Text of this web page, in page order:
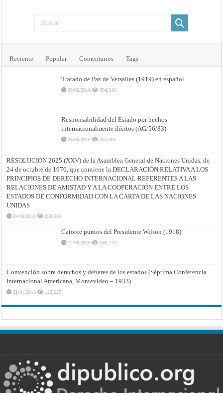
Reciente Popular Comentarios Tags
Tratado de Paz de Versalles (1919) en español
06/06/2010 394,010
Responsabilidad del Estado por hechos
internacionalmente ilícitos (AG/56/83)
25/06/2010 263,005
RESOLUCIÓN 2625 (XXV) de la Asamblea General de Naciones Unidas, de
24 de octubre de 1970, que contiene la DECLARACIÓN RELATIVA A LOS
PRINCIPIOS DE DERECHO INTERNACIONAL REFERENTES A LAS
RELACIONES DE AMISTAD Y A LA COOPERACIÓN ENTRE LOS
ESTADOS DE CONFORMIDAD CON LA CARTA DE LAS NACIONES
UNIDAS
24/06/2010 238,586
Catorce puntos del Presidente Wilson (1918)
17/06/2010 166,773
Convención sobre derechos y deberes de los estados (Séptima Conferencia
Internacional Americana, Montevideo – 1933)
21/01/2013 123,627